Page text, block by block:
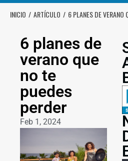
INICIO ARTÍCULO 6 PLANES DE VERANO
6 planes de
verano que
no te
puedes
perder
Feb 1, 2024